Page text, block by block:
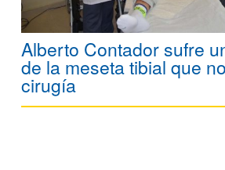
Alberto Contador sufre
de la meseta tibial que
cirugía